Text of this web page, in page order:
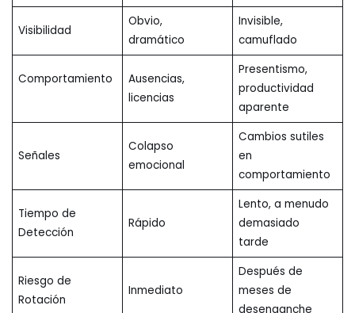
Visibilidad
Obvio,
dramático
Invisible,
camuflado
Comportamiento
Ausencias,
licencias
Presentismo,
productividad
aparente
Señales
Colapso
emocional
Cambios sutiles
en
comportamiento
Tiempo de
Detección
Rápido
Lento, a menudo
demasiado
tarde
Riesgo de
Rotación
Inmediato
Después de
meses de
desenganche